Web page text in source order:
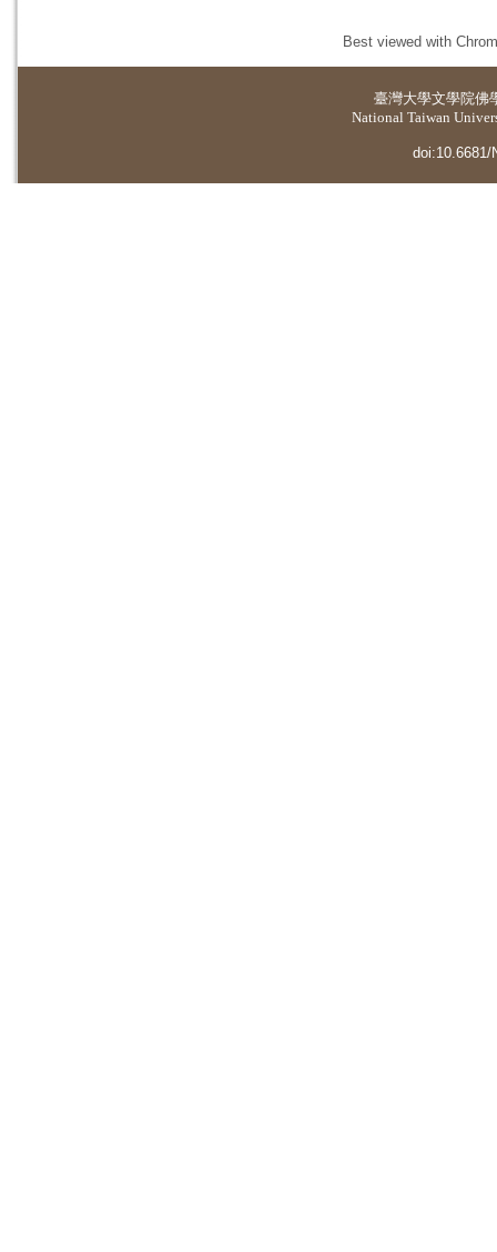
Best viewed with
臺灣大學文學院佛
National Taiwan
doi:10.6681/